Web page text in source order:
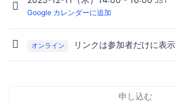
Google カレンダーに追加
オンライン リンクは参加者だけに表示
申し込む